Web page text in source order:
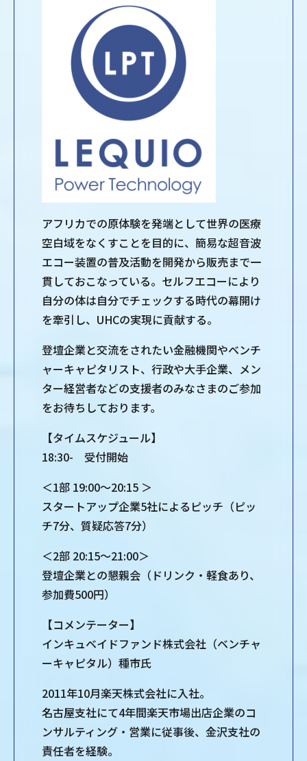
アフリカでの原体験を発端として世界の医療
空白域をなくすことを目的に、簡易な超音波
エコー装置の普及活動を開発から販売まで一
貫しておこなっている。セルフエコーにより
自分の体は自分でチェックする時代の幕開け
を牽引し、UHCの実現に貢献する。
登壇企業と交流をされたい金融機関やベンチ
ャーキャピタリスト、行政や大手企業、メン
ター経営者などの支援者のみなさまのご参加
をお待ちしております。
【タイムスケジュール】
18:30- 受付開始
＜1部 19:00～20:15 ＞
スタートアップ企業5社によるピッチ（ピッ
チ7分、質疑応答7分）
＜2部 20:15～21:00＞
登壇企業との懇親会（ドリンク・軽食あり、
参加費500円）
【コメンテーター】
インキュベイドファンド株式会社（ベンチャ
ーキャピタル）種市氏
2011年10月楽天株式会社に入社。
名古屋支社にて4年間楽天市場出店企業のコ
ンサルティング・営業に従事後、金沢支社の
責任者を経験。